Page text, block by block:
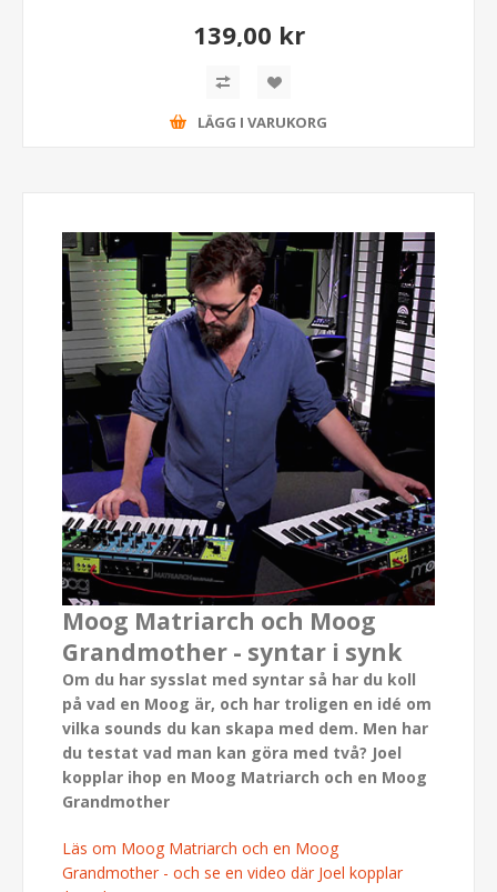
139,00 kr
LÄGG I VARUKORG
Moog Matriarch och Moog
Grandmother - syntar i synk
Om du har sysslat med syntar så har du koll
på vad en Moog är, och har troligen en idé om
vilka sounds du kan skapa med dem. Men har
du testat vad man kan göra med två? Joel
kopplar ihop en Moog Matriarch och en Moog
Grandmother
Läs om Moog Matriarch och en Moog
Grandmother - och se en video där Joel kopplar